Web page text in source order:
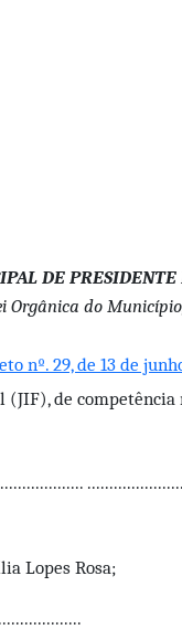
DE PRESIDENTE
Orgânica do
nº. 29, de 13 de
(JIF), de
Lopes Rosa;